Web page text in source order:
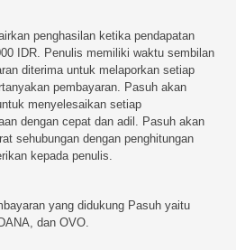
penghasilan ketika pendapatan
IDR. Penulis memiliki waktu sembilan
diterima untuk melaporkan setiap
pembayaran. Pasuh akan
menyelesaikan setiap
dengan cepat dan adil. Pasuh akan
sehubungan dengan penghitungan
kepada penulis.
yang didukung Pasuh yaitu
dan OVO.